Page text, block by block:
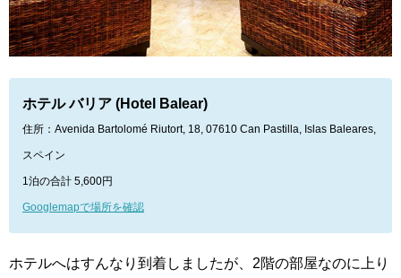
ホテル バリア (Hotel Balear)
住所：Avenida Bartolomé Riutort, 18, 07610 Can Pastilla, Islas Baleares,
スペイン
1泊の合計 5,600円
Googlemapで場所を確認
ホテルへはすんなり到着しましたが、2階の部屋なのに上り